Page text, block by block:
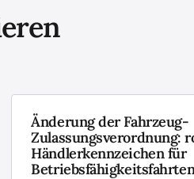
Änderung der Fahrzeug-
Zulassungsverordnung:
Händlerkennzeichen für